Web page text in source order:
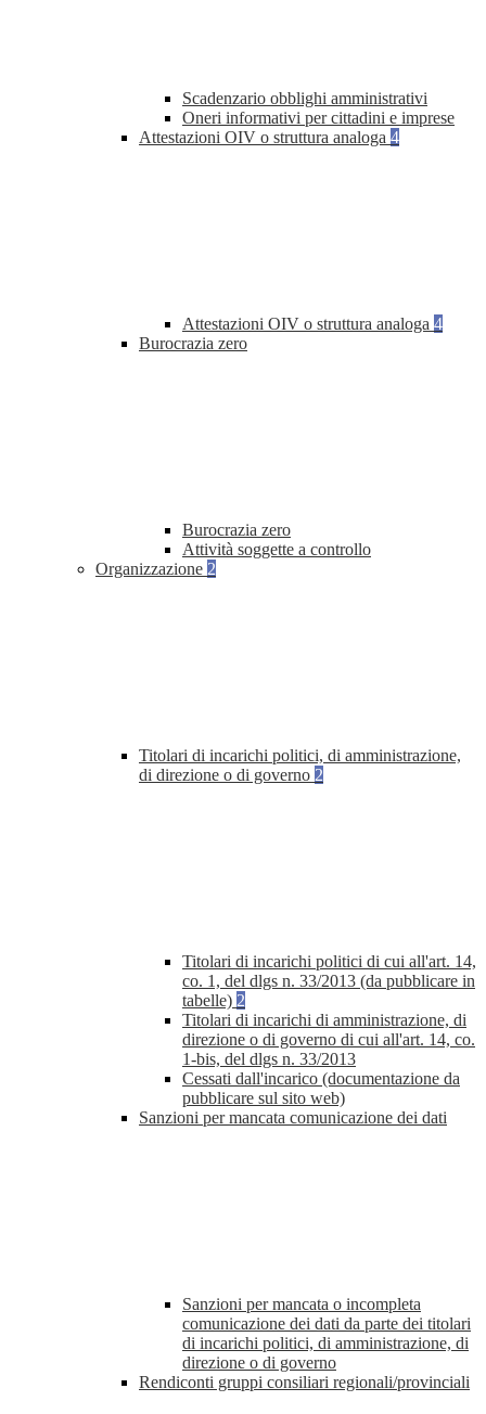
Scadenzario obblighi amministrativi
Oneri informativi per cittadini e imprese
Attestazioni OIV o struttura analoga 4
Attestazioni OIV o struttura analoga 4
Burocrazia zero
Burocrazia zero
Attività soggette a controllo
Organizzazione 2
Titolari di incarichi politici, di amministrazione,
di direzione o di governo 2
Titolari di incarichi politici di cui all'art. 14,
co. 1, del dlgs n. 33/2013 (da pubblicare in
tabelle) 2
Titolari di incarichi di amministrazione, di
direzione o di governo di cui all'art. 14, co.
1-bis, del dlgs n. 33/2013
Cessati dall'incarico (documentazione da
pubblicare sul sito web)
Sanzioni per mancata comunicazione dei dati
Sanzioni per mancata o incompleta
comunicazione dei dati da parte dei titolari
di incarichi politici, di amministrazione, di
direzione o di governo
Rendiconti gruppi consiliari regionali/provinciali